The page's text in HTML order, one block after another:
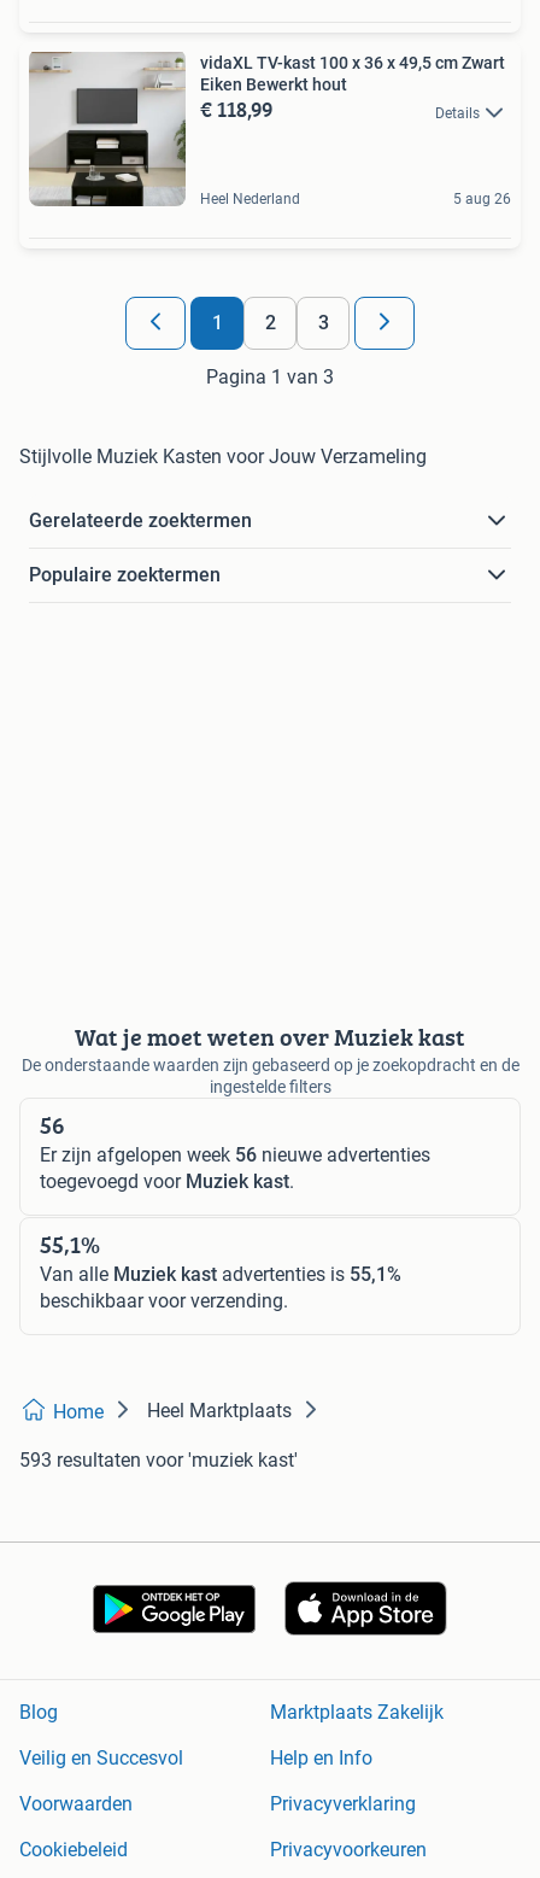
vidaXL TV-kast 100 x 36 x 49,5 cm Zwart
Eiken Bewerkt hout
€ 118,99 Details
Heel Nederland 5 aug 26
1 2 3
Pagina 1 van 3
Stijlvolle Muziek Kasten voor Jouw Verzameling
Gerelateerde zoektermen
Populaire zoektermen
Wat je moet weten over Muziek kast
De onderstaande waarden zijn gebaseerd op je zoekopdracht en de
ingestelde filters
56
Er zijn afgelopen week 56 nieuwe advertenties
toegevoegd voor Muziek kast.
55,1%
Van alle Muziek kast advertenties is 55,1%
beschikbaar voor verzending.
Home Heel Marktplaats
593 resultaten voor 'muziek kast'
Blog
Marktplaats Zakelijk
Veilig en Succesvol
Help en Info
Voorwaarden
Privacyverklaring
Cookiebeleid
Privacyvoorkeuren